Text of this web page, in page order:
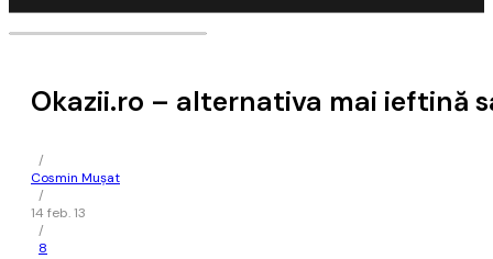
Okazii.ro – alternativa mai ieftină
/
Cosmin Mușat
/
14 feb. 13
/
8